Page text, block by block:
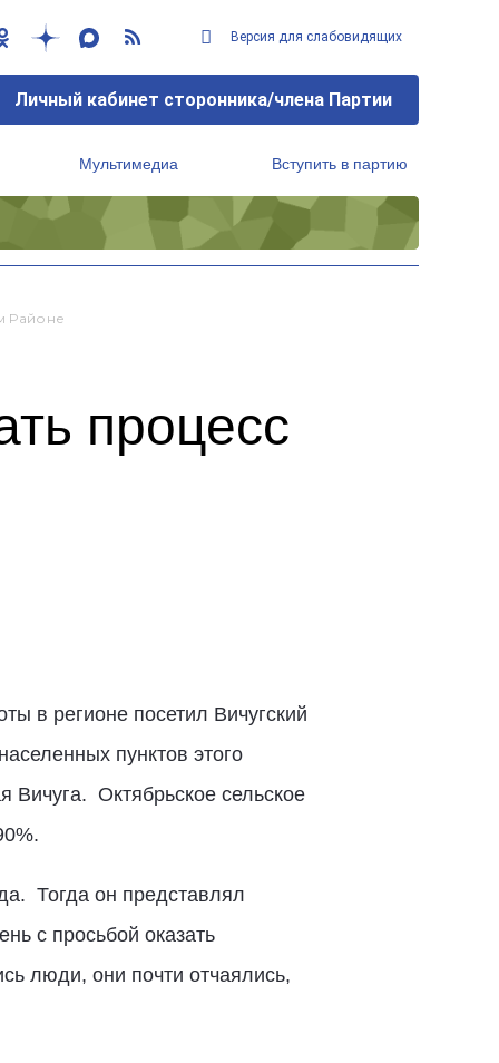
Версия для слабовидящих
Личный кабинет сторонника/члена Партии
Мультимедиа Вступить в партию
Районе
процесс
в регионе посетил Вичугский
пунктов этого
Вичуга. Октябрьское сельское
Тогда он представлял
с просьбой оказать
люди, они почти отчаялись,